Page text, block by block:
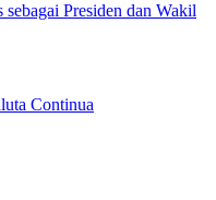
Presiden dan Wakil
Continua